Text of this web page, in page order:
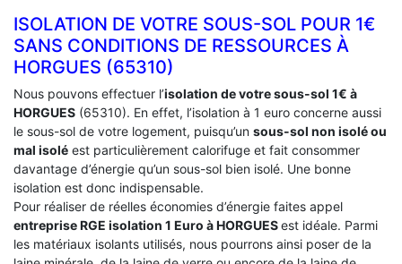
ISOLATION DE VOTRE SOUS-SOL POUR 1€
SANS CONDITIONS DE RESSOURCES À
‎HORGUES (65310)
Nous pouvons effectuer l’isolation de votre sous-sol 1€ à
HORGUES (65310). En effet, l’isolation à 1 euro concerne aussi
le sous-sol de votre logement, puisqu’un sous-sol non isolé ou
mal isolé est particulièrement calorifuge et fait consommer
davantage d’énergie qu’un sous-sol bien isolé. Une bonne
isolation est donc indispensable.
Pour réaliser de réelles économies d’énergie faites appel
entreprise RGE isolation 1 Euro à HORGUESest idéale. Parmi
les matériaux isolants utilisés, nous pourrons ainsi poser de la